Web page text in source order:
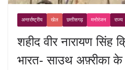
अन्तर्राष्ट्रीय खेल छत्तीसगढ़ मनोरंजन राज्य
शहीद वीर नारायण सिंह
भारत- साउथ अफ़्रीका के